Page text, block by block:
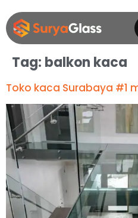
Tag: balkon kaca
Toko kaca Surabaya #1